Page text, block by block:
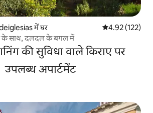
में घर औसत रेटिंग 5 में से
4.92 (122)
के साथ, दलदल के बगल में
की सुविधा वाले किराए पर
उपलब्ध अपार्टमेंट